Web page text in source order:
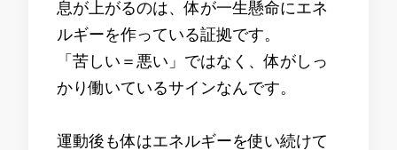
息が上がるのは、体が一生懸命にエネ
ルギーを作っている証拠です。
「苦しい＝悪い」ではなく、体がしっ
かり働いているサインなんです。
運動後も体はエネルギーを使い続けて